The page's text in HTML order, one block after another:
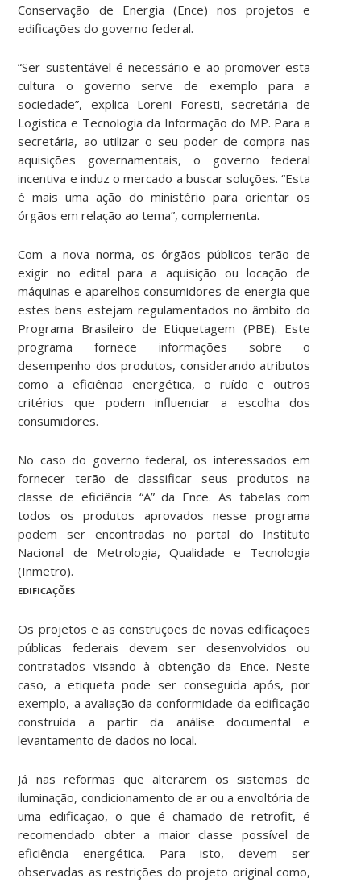
Conservação de Energia (Ence) nos projetos e
edificações do governo federal.
“Ser sustentável é necessário e ao promover esta
cultura o governo serve de exemplo para a
sociedade”, explica Loreni Foresti, secretária de
Logística e Tecnologia da Informação do MP. Para a
secretária, ao utilizar o seu poder de compra nas
aquisições governamentais, o governo federal
incentiva e induz o mercado a buscar soluções. “Esta
é mais uma ação do ministério para orientar os
órgãos em relação ao tema”, complementa.
Com a nova norma, os órgãos públicos terão de
exigir no edital para a aquisição ou locação de
máquinas e aparelhos consumidores de energia que
estes bens estejam regulamentados no âmbito do
Programa Brasileiro de Etiquetagem (PBE). Este
programa fornece informações sobre o
desempenho dos produtos, considerando atributos
como a eficiência energética, o ruído e outros
critérios que podem influenciar a escolha dos
consumidores.
No caso do governo federal, os interessados em
fornecer terão de classificar seus produtos na
classe de eficiência “A” da Ence. As tabelas com
todos os produtos aprovados nesse programa
podem ser encontradas no portal do Instituto
Nacional de Metrologia, Qualidade e Tecnologia
(Inmetro).
EDIFICAÇÕES
Os projetos e as construções de novas edificações
públicas federais devem ser desenvolvidos ou
contratados visando à obtenção da Ence. Neste
caso, a etiqueta pode ser conseguida após, por
exemplo, a avaliação da conformidade da edificação
construída a partir da análise documental e
levantamento de dados no local.
Já nas reformas que alterarem os sistemas de
iluminação, condicionamento de ar ou a envoltória de
uma edificação, o que é chamado de retrofit, é
recomendado obter a maior classe possível de
eficiência energética. Para isto, devem ser
observadas as restrições do projeto original como,